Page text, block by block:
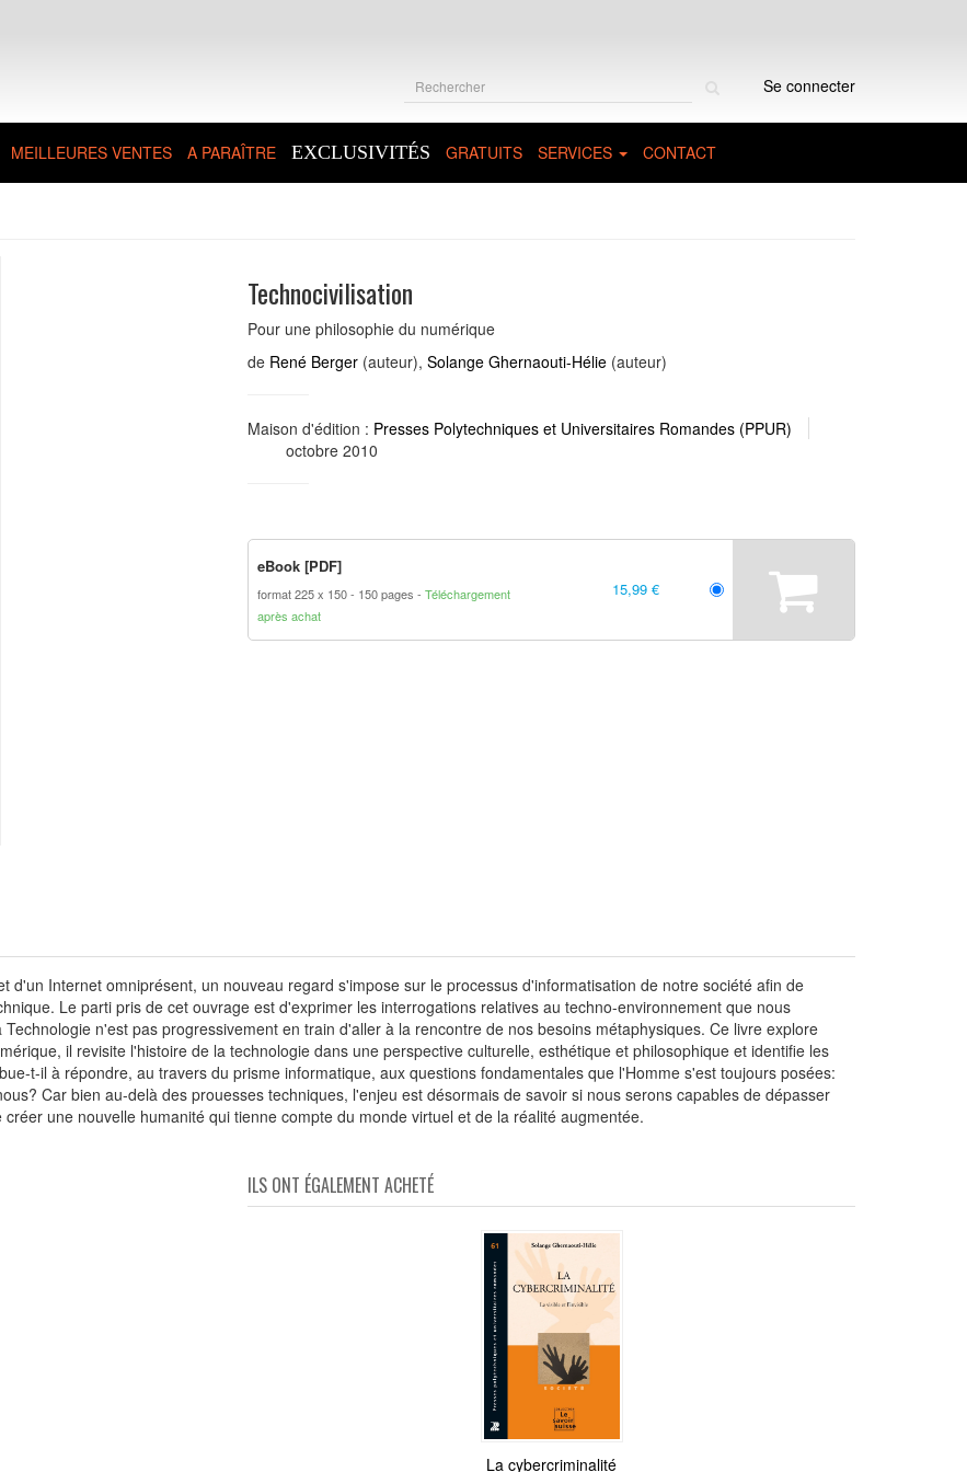
Se connecter
MEILLEURES VENTES A PARAÎTRE EXCLUSIVITÉS GRATUITS SERVICES CONTACT
Technocivilisation
Pour une philosophie du numérique
de René Berger (auteur), Solange Ghernaouti-Hélie (auteur)
Maison d'édition : Presses Polytechniques et Universitaires Romandes (PPUR)
octobre 2010
eBook [PDF]
format 225 x 150 150 pages
Téléchargement
après achat
15,99 €
d'un Internet omniprésent, un nouveau regard s'impose sur le processus d'informatisation de notre société afin de
Le parti pris de cet ouvrage est d'exprimer les interrogations relatives au techno-environnement que nous
n'est pas progressivement en train d'aller à la rencontre de nos besoins métaphysiques. Ce livre explore
il revisite l'histoire de la technologie dans une perspective culturelle, esthétique et philosophique et identifie les
t-il à répondre, au travers du prisme informatique, aux questions fondamentales que l'Homme s'est toujours posées:
Car bien au-delà des prouesses techniques, l'enjeu est désormais de savoir si nous serons capables de dépasser
une nouvelle humanité qui tienne compte du monde virtuel et de la réalité augmentée.
ILS ONT ÉGALEMENT ACHETÉ
La cybercriminalité